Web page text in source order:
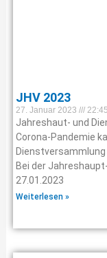
JHV 2023
27. Januar 2023 22:45
Jahreshaut- und
Corona-Pandemie
Bei der
27.01.2023
Weiterlesen »